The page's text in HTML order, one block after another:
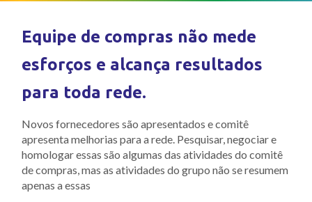
Equipe de compras não mede
esforços e alcança resultados
para toda rede.
Novos fornecedores são apresentados e comitê
apresenta melhorias para a rede. Pesquisar, negociar e
homologar essas são algumas das atividades do comitê
de compras, mas as atividades do grupo não se resumem
apenas a essas